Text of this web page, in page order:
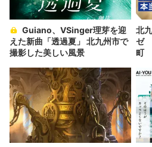
えた新曲「透過夏」 北九州市で
撮影した美しい風景
北
ゼ
町